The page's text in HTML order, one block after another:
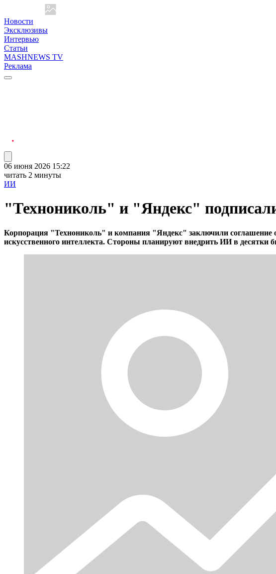
Новости
Эксклюзивы
Интервью
Статьи
MASHNEWS TV
Реклама
06 июня 2026 15:22
читать 2 минуты
ИИ
"Технониколь" и "Яндекс"
Корпорация "Технониколь" и компания "Яндекс" заключили соглашение
искусственного интеллекта. Стороны планируют внедрить ИИ в десятки